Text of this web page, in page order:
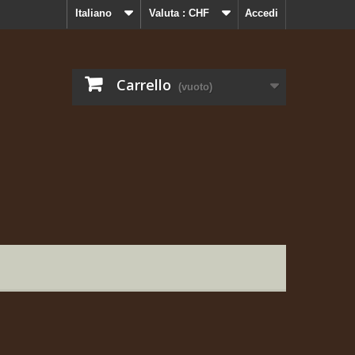
Accedi
Valuta : CHF
Italiano
Carrello (vuoto)